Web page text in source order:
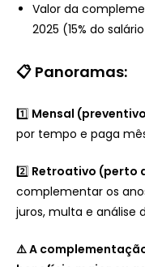
Valor da
2025 (15% do
📋 Panoramas:
1️⃣ Mensal
por tempo e paga
2️⃣ Retroativo (perto
complementar os
juros, multa e análise
⚠️ A